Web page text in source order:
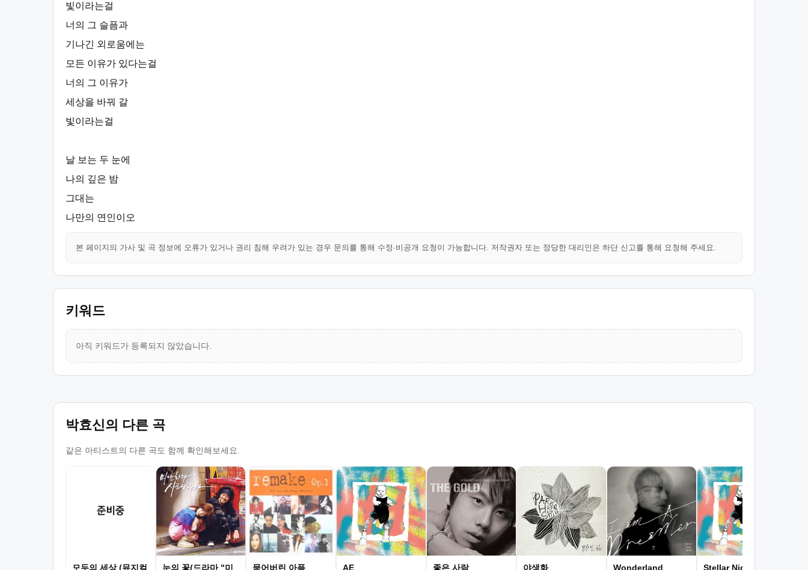
빛이라는걸
너의 그 슬픔과
기나긴 외로움에는
모든 이유가 있다는걸
너의 그 이유가
세상을 바꿔 갈
빛이라는걸
날 보는 두 눈에
나의 깊은 밤
그대는
나만의 연인이오
본 페이지의 가사 및 곡 정보에 오류가 있거나 권리 침해 우려가 있는 경우 문의를 통해 수정·비공개 요청이 가능합니다. 저작권자 또는 정당한 대리인은 하단 신고를 통해 요청해 주세요.
키워드
아직 키워드가 등록되지 않았습니다.
박효신의 다른 곡
같은 아티스트의 다른 곡도 함께 확인해보세요.
모두의 세상 (뮤지컬 눈의 꽃(드라마 "미 묻어버린 아픔 AE 좋은 사람 야생화 Wonderland Stellar Night